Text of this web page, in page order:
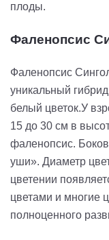
плоды.
Фаленопсис
Фаленопсис
уникальный
белый цветок.У
15 до 30 см в
фаленопсис.
уши». Диаметр
цветении
цветами и многие
полноценного